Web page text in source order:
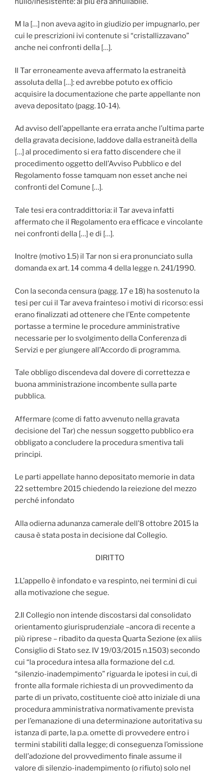
M la […] non aveva agito in giudizio per impugnarlo, per
cui le prescrizioni ivi contenute si “cristallizzavano”
anche nei confronti della […].
Il Tar erroneamente aveva affermato la estraneità
assoluta della […]: ed avrebbe potuto ex officio
acquisire la documentazione che parte appellante non
aveva depositato (pagg. 10-14).
Ad avviso dell’appellante era errata anche l’ultima parte
della gravata decisione, laddove dalla estraneità della
[…] al procedimento si era fatto discendere che il
procedimento oggetto dell’Avviso Pubblico e del
Regolamento fosse tamquam non esset anche nei
confronti del Comune […].
Tale tesi era contraddittoria: il Tar aveva infatti
affermato che il Regolamento era efficace e vincolante
nei confronti della […] e di […].
Inoltre (motivo 1.5) il Tar non si era pronunciato sulla
domanda ex art. 14 comma 4 della legge n. 241/1990.
Con la seconda censura (pagg. 17 e 18) ha sostenuto la
tesi per cui il Tar aveva frainteso i motivi di ricorso: essi
erano finalizzati ad ottenere che l’Ente competente
portasse a termine le procedure amministrative
necessarie per lo svolgimento della Conferenza di
Servizi e per giungere all’Accordo di programma.
Tale obbligo discendeva dal dovere di correttezza e
buona amministrazione incombente sulla parte
pubblica.
Affermare (come di fatto avvenuto nella gravata
decisione del Tar) che nessun soggetto pubblico era
obbligato a concludere la procedura smentiva tali
principi.
Le parti appellate hanno depositato memorie in data
22 settembre 2015 chiedendo la reiezione del mezzo
perché infondato
Alla odierna adunanza camerale dell’8 ottobre 2015 la
causa è stata posta in decisione dal Collegio.
DIRITTO
1.L’appello è infondato e va respinto, nei termini di cui
alla motivazione che segue.
2.Il Collegio non intende discostarsi dal consolidato
orientamento giurisprudenziale –ancora di recente a
più riprese – ribadito da questa Quarta Sezione (ex aliis
Consiglio di Stato sez. IV 19/03/2015 n.1503) secondo
cui “la procedura intesa alla formazione del c.d.
“silenzio-inadempimento” riguarda le ipotesi in cui, di
fronte alla formale richiesta di un provvedimento da
parte di un privato, costituente cioè atto iniziale di una
procedura amministrativa normativamente prevista
per l’emanazione di una determinazione autoritativa su
istanza di parte, la p.a. omette di provvedere entro i
termini stabiliti dalla legge; di conseguenza l’omissione
dell’adozione del provvedimento finale assume il
valore di silenzio-inadempimento (o rifiuto) solo nel